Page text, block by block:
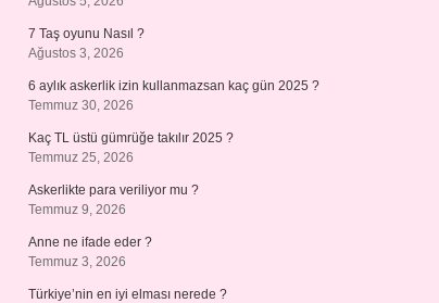
7 Taş oyunu Nasıl ?
Ağustos 3, 2026
6 aylık askerlik izin kullanmazsan kaç gün 2025 ?
Temmuz 30, 2026
Kaç TL üstü gümrüğe takılır 2025 ?
Temmuz 25, 2026
Askerlikte para veriliyor mu ?
Temmuz 9, 2026
Anne ne ifade eder ?
Temmuz 3, 2026
Türkiye’nin en iyi elması nerede ?